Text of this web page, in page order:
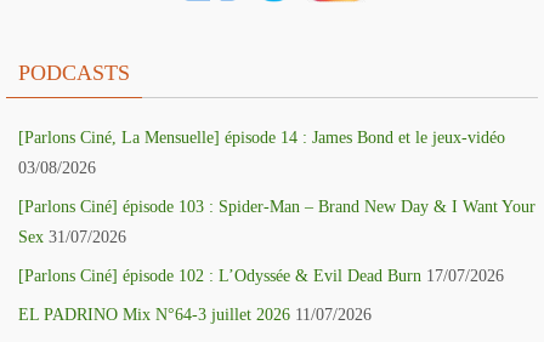
PODCASTS
[Parlons Ciné, La Mensuelle] épisode 14 : James Bond et le jeux-vidéo
03/08/2026
[Parlons Ciné] épisode 103 : Spider-Man – Brand New Day & I Want Your
Sex 31/07/2026
[Parlons Ciné] épisode 102 : L’Odyssée & Evil Dead Burn 17/07/2026
EL PADRINO Mix N°64-3 juillet 2026 11/07/2026